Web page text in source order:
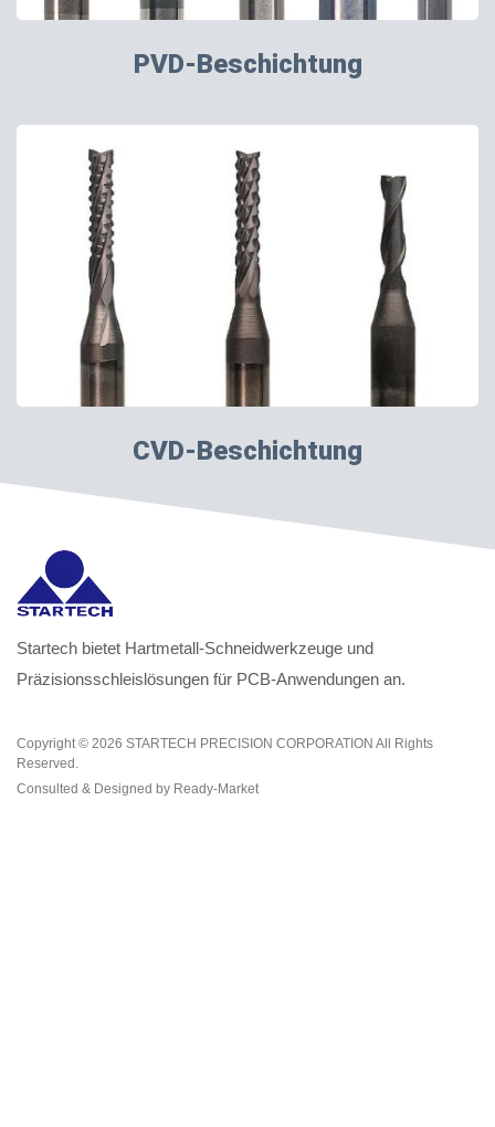
PVD-Beschichtung
CVD-Beschichtung
Startech bietet Hartmetall-Schneidwerkzeuge und
Präzisionsschleislösungen für PCB-Anwendungen an.
Copyright © 2026 STARTECH PRECISION CORPORATION All Rights
Reserved.
Consulted & Designed by Ready-Market